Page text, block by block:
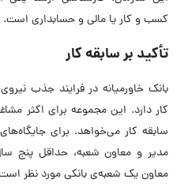
کسب و کار یا مالی و حسابداری است.
تأکید بر سابقه کار
بانک خاورمیانه در فرایند جذب
کار دارد. این مجموعه برای اکثر
سابقه کار می‌خواهد. برای
مدیر و معاون شعبه، حداقل پنج
معاون یک شعبه‌ی بانکی مورد نظر